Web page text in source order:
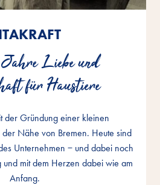
Jahre Liebe und
für Haustiere
der Gründung einer kleinen
der Nähe von Bremen. Heute sind
Unternehmen − und dabei noch
mit dem Herzen dabei wie am
Anfang.
Jahre Liebe und
für Haustiere
der Gründung einer kleinen
der Nähe von Bremen. Heute sind
Unternehmen − und dabei noch
mit dem Herzen dabei wie am
Anfang.
Jahre Liebe und
für Haustiere
der Gründung einer kleinen
der Nähe von Bremen. Heute sind
Unternehmen − und dabei noch
mit dem Herzen dabei wie am
Anfang.